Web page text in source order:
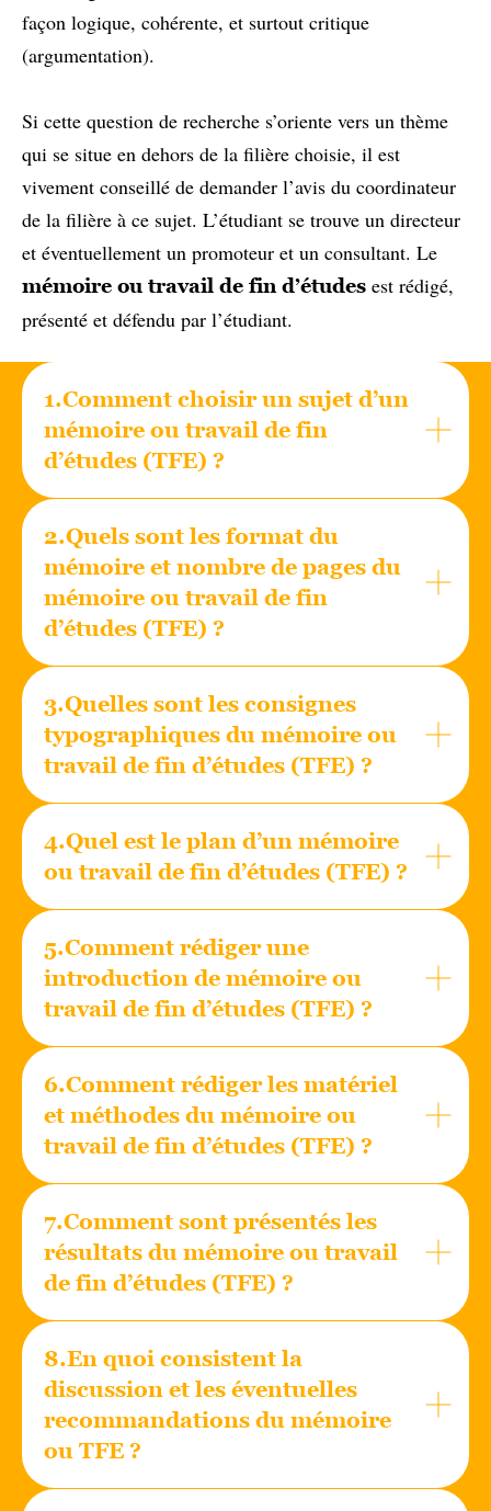
façon logique, cohérente, et surtout critique
(argumentation).
Si cette question de recherche s’oriente vers un thème
qui se situe en dehors de la filière choisie, il est
vivement conseillé de demander l’avis du coordinateur
de la filière à ce sujet. L’étudiant se trouve un directeur
et éventuellement un promoteur et un consultant. Le
mémoire ou travail de fin d’études est rédigé,
présenté et défendu par l’étudiant.
1.Comment choisir un sujet d’un
mémoire ou travail de fin
d’études (TFE) ?
2.Quels sont les format du
mémoire et nombre de pages du
mémoire ou travail de fin
d’études (TFE) ?
3.Quelles sont les consignes
typographiques du mémoire ou
travail de fin d’études (TFE) ?
4.Quel est le plan d’un mémoire
ou travail de fin d’études (TFE) ?
5.Comment rédiger une
introduction de mémoire ou
travail de fin d’études (TFE) ?
6.Comment rédiger les matériel
et méthodes du mémoire ou
travail de fin d’études (TFE) ?
7.Comment sont présentés les
résultats du mémoire ou travail
de fin d’études (TFE) ?
8.En quoi consistent la
discussion et les éventuelles
recommandations du mémoire
ou TFE ?